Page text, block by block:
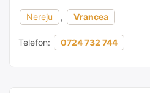
Nereju , Vrancea
Telefon: 0724 732 744